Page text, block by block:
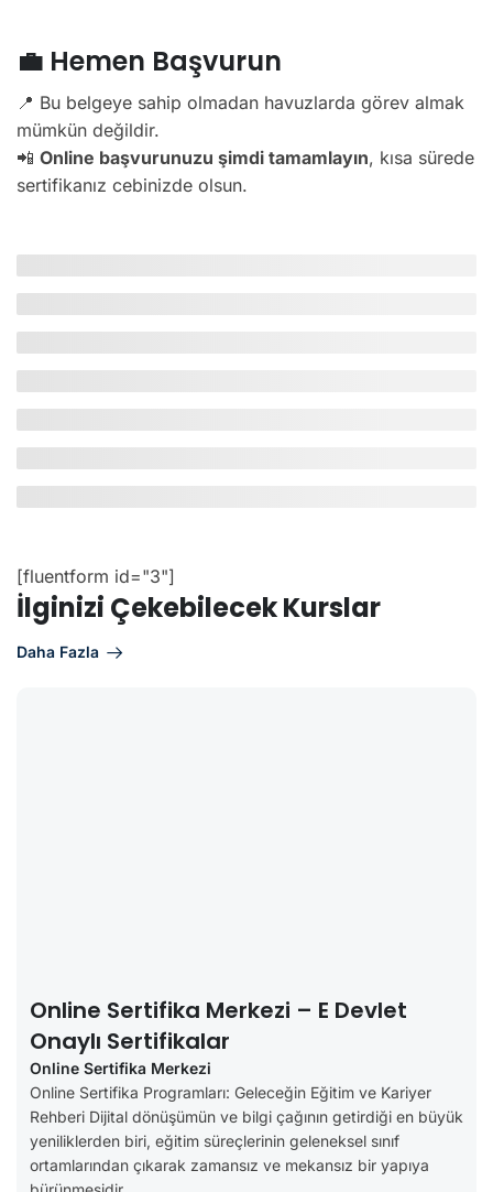
💼 Hemen Başvurun
📍 Bu belgeye sahip olmadan havuzlarda görev almak
mümkün değildir.
📲 Online başvurunuzu şimdi tamamlayın, kısa sürede
sertifikanız cebinizde olsun.
[fluentform id="3"]
İlginizi Çekebilecek Kurslar
Daha Fazla
Online Sertifika Merkezi – E Devlet
Onaylı Sertifikalar
Online Sertifika Merkezi
Online Sertifika Programları: Geleceğin Eğitim ve Kariyer
Rehberi Dijital dönüşümün ve bilgi çağının getirdiği en büyük
yeniliklerden biri, eğitim süreçlerinin geleneksel sınıf
ortamlarından çıkarak zamansız ve mekansız bir yapıya